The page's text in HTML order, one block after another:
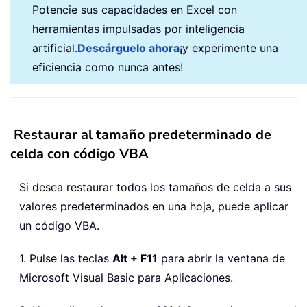
Potencie sus capacidades en Excel con
herramientas impulsadas por inteligencia
artificial.Descárguelo ahora¡y experimente una
eficiencia como nunca antes!
Restaurar al tamaño predeterminado de
celda con código VBA
Si desea restaurar todos los tamaños de celda a sus
valores predeterminados en una hoja, puede aplicar
un código VBA.
1. Pulse las teclas Alt + F11 para abrir la ventana de
Microsoft Visual Basic para Aplicaciones.